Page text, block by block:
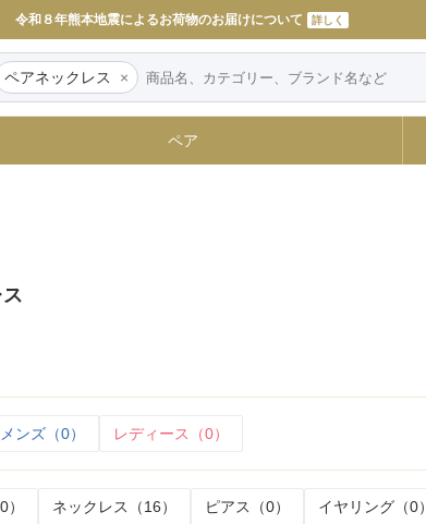
令和８年熊本地震によるお荷物のお届けについて 詳しく
ペアネックレス ×
ペア
メンズ（0） レディース（0）
ネックレス（16） ピアス（0） イヤリング（0